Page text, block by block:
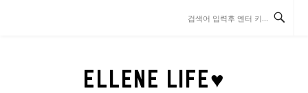
ELLENE LIFE♥